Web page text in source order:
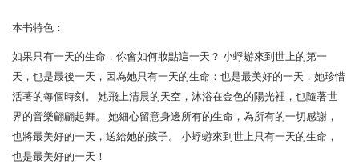
本书特色：
如果只有一天的生命，你會如何妝點這一天？ 小蜉蝣來到世上的第一
天，也是最後一天，因為她只有一天的生命：也是最美好的一天，她珍惜
活著的每個時刻。 她飛上清晨的天空，沐浴在金色的陽光裡，也隨著世
界的音樂翩翩起舞。 她細心留意身邊所有的生命，為所有的一切感謝，
也將最美好的一天，送給她的孩子。 小蜉蝣來到世上只有一天的生命，
也是最美好的一天！